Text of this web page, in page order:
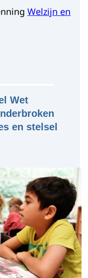
Welzijn en
Wet
en stelsel